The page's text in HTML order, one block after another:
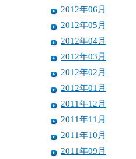
2012年06月
2012年05月
2012年04月
2012年03月
2012年02月
2012年01月
2011年12月
2011年11月
2011年10月
2011年09月